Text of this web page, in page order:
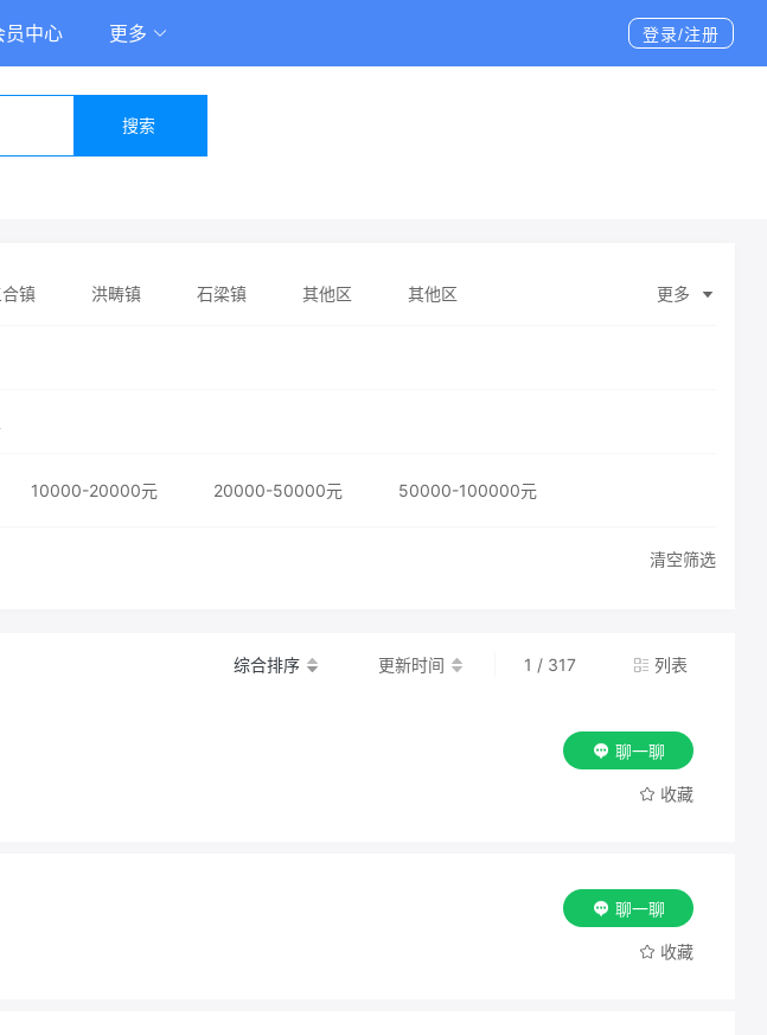
员中心 更多 登录/注册
搜索
镇 洪畴镇 石梁镇 其他区 其他区 更多
10000-20000元 20000-50000元 50000-100000元
清空筛选
综合排序 更新时间 1 / 317 列表
聊一聊
收藏
聊一聊
收藏